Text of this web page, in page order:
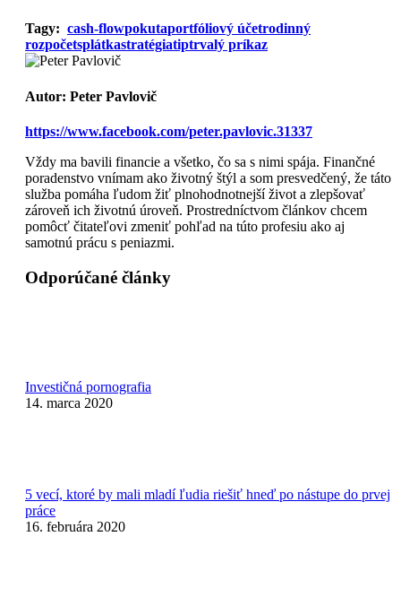
Tagy: cash-flowpokutaportfóliový účetrodinný
rozpočetsplátkastratégiatiptrvalý príkaz
Autor: Peter Pavlovič
https://www.facebook.com/peter.pavlovic.31337
Vždy ma bavili financie a všetko, čo sa s nimi spája. Finančné
poradenstvo vnímam ako životný štýl a som presvedčený, že táto
služba pomáha ľudom žiť plnohodnotnejší život a zlepšovať
zároveň ich životnú úroveň. Prostredníctvom článkov chcem
pomôcť čitateľovi zmeniť pohľad na túto profesiu ako aj
samotnú prácu s peniazmi.
Odporúčané články
Investičná pornografia
14. marca 2020
5 vecí, ktoré by mali mladí ľudia riešiť hneď po nástupe do prvej
práce
16. februára 2020